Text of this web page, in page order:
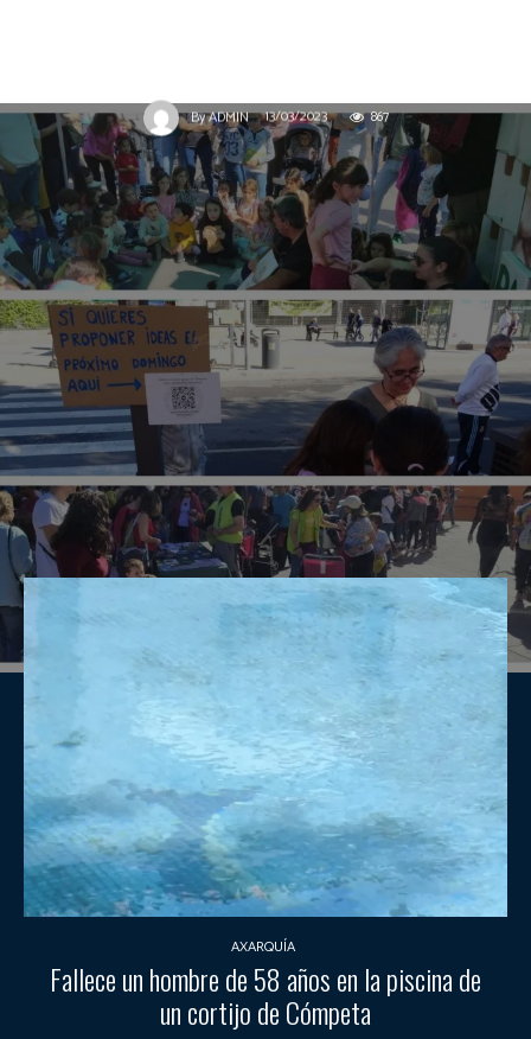
ByADMIN 13/03/2023 867
AXARQUÍA
Fallece un hombre de 58 años en la piscina de
un cortijo de Cómpeta